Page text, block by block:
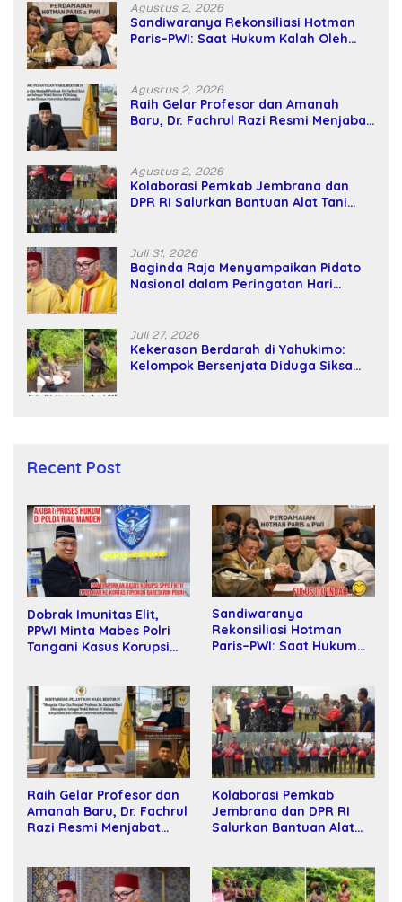
Agustus 2, 2026
Sandiwaranya Rekonsiliasi Hotman
Paris–PWI: Saat Hukum Kalah Oleh
Agustus 2, 2026
Raih Gelar Profesor dan Amanah
Baru, Dr. Fachrul Razi Resmi Menjabat
Agustus 2, 2026
Kolaborasi Pemkab Jembrana dan
DPR RI Salurkan Bantuan Alat Tani
Juli 31, 2026
Baginda Raja Menyampaikan Pidato
Nasional dalam Peringatan Hari
Juli 27, 2026
Kekerasan Berdarah di Yahukimo:
Kelompok Bersenjata Diduga Siksa
Recent Post
Dobrak Imunitas Elit,
PPWI Minta Mabes Polri
Tangani Kasus Korupsi
Sandiwaranya
Rekonsiliasi Hotman
Paris–PWI: Saat Hukum
Raih Gelar Profesor dan
Amanah Baru, Dr. Fachrul
Razi Resmi Menjabat
Kolaborasi Pemkab
Jembrana dan DPR RI
Salurkan Bantuan Alat